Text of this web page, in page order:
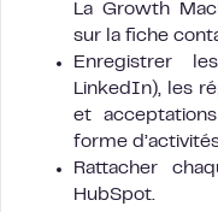
La Growth
sur la fiche
Enregistrer
LinkedIn), les
et
forme
Rattacher
HubSpot.